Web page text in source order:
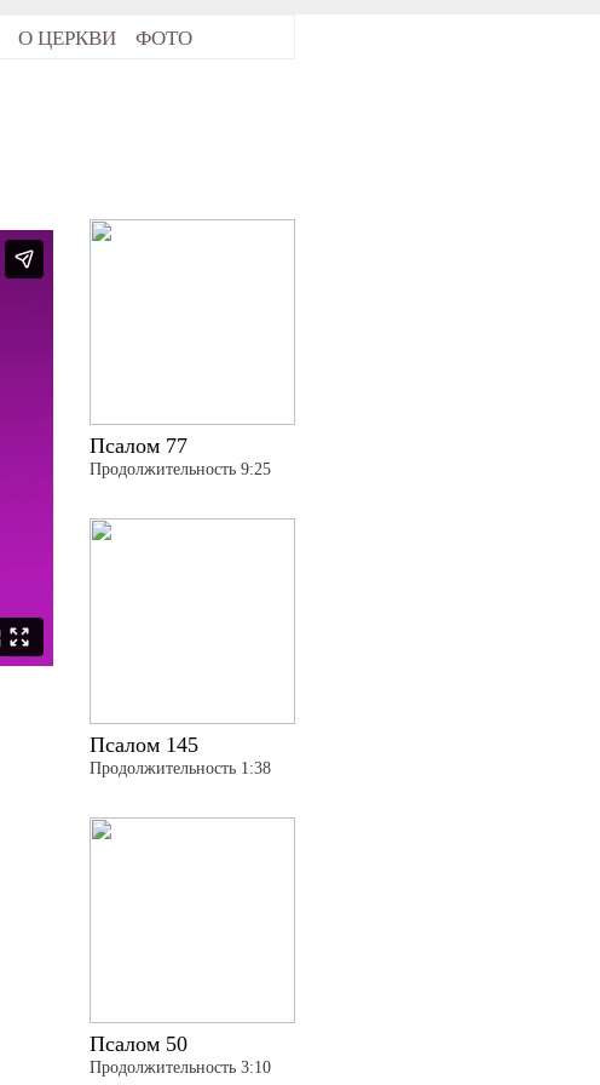
О ЦЕРКВИ ФОТО
Псалом 77
Продолжительность 9:25
Псалом 145
Продолжительность 1:38
Псалом 50
Продолжительность 3:10